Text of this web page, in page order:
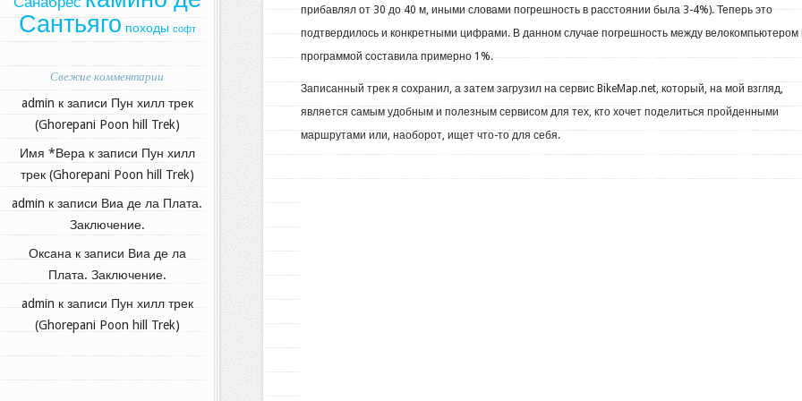
Сантьяго походы софт
Свежие комментарии
admin к записи Пун хилл трек
(Ghorepani Poon hill Trek)
Имя *Верак записи Пун хилл
трек (Ghorepani Poon hill Trek)
admin к записи Виа де ла Плата.
Заключение.
Оксанак записи Виа де ла
Плата. Заключение.
admin к записи Пун хилл трек
(Ghorepani Poon hill Trek)
прибавлял от 30 до 40 м, иными словами погрешность в расстоянии была 3-4%). Теперь это
подтвердилось и конкретными цифрами. В данном случае погрешность между велокомпьютером
программой составила примерно 1%.
Записанный трек я сохранил, а затем загрузил на сервис BikeMap.net, который, на мой взгляд,
является самым удобным и полезным сервисом для тех, кто хочет поделиться пройденными
маршрутами или, наоборот, ищет что-то для себя.